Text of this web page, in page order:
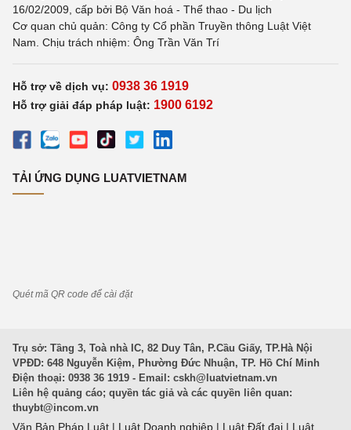
16/02/2009, cấp bởi Bộ Văn hoá - Thể thao - Du lịch
Cơ quan chủ quản: Công ty Cổ phần Truyền thông Luật Việt
Nam. Chịu trách nhiệm: Ông Trần Văn Trí
Hỗ trợ về dịch vụ: 0938 36 1919
Hỗ trợ giải đáp pháp luật: 1900 6192
TẢI ỨNG DỤNG LUATVIETNAM
Quét mã QR code để cài đặt
Trụ sở: Tầng 3, Toà nhà IC, 82 Duy Tân, P.Cầu Giấy, TP.Hà Nội
VPĐD: 648 Nguyễn Kiệm, Phường Đức Nhuận, TP. Hồ Chí Minh
Điện thoại: 0938 36 1919 - Email: cskh@luatvietnam.vn
Liên hệ quảng cáo; quyền tác giả và các quyền liên quan:
thuybt@incom.vn
Văn Bản Pháp Luật | Luật Doanh nghiệp | Luật Đất đai | Luật